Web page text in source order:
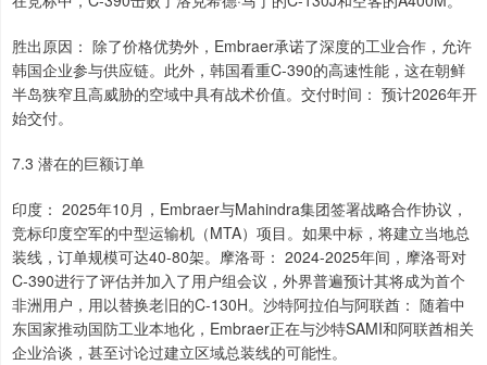
胜出原因： 除了价格优势外，Embraer承诺了深度的工业合作，允许
韩国企业参与供应链。此外，韩国看重C-390的高速性能，这在朝鲜
半岛狭窄且高威胁的空域中具有战术价值。交付时间： 预计2026年开
始交付。
7.3 潜在的巨额订单
印度： 2025年10月，Embraer与Mahindra集团签署战略合作协议，
竞标印度空军的中型运输机（MTA）项目。如果中标，将建立当地总
装线，订单规模可达40-80架。摩洛哥： 2024-2025年间，摩洛哥对
C-390进行了评估并加入了用户组会议，外界普遍预计其将成为首个
非洲用户，用以替换老旧的C-130H。沙特阿拉伯与阿联酋： 随着中
东国家推动国防工业本地化，Embraer正在与沙特SAMI和阿联酋相关
企业洽谈，甚至讨论过建立区域总装线的可能性。